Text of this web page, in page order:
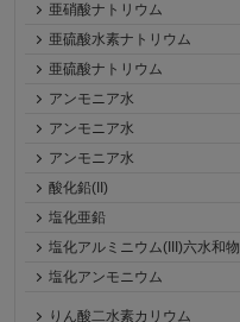
亜硝酸ナトリウム
亜硫酸水素ナトリウム
亜硫酸ナトリウム
アンモニア水
アンモニア水
アンモニア水
酸化鉛(II)
塩化亜鉛
塩化アルミニウム(III)六水和物
塩化アンモニウム
りん酸二水素カリウム